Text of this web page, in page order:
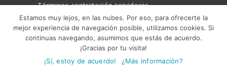
Términos contratación servidores
Recibe nuestra newsletter
Conoce todas nuestras novedades
Estamos muy lejos, en las nubes. Por eso, para ofrecerte la
mejor experiencia de navegación posible, utilizamos cookies. Si
continuas navegando, asumimos que estás de acuerdo.
¡Gracias por tu visita!
¡Sí, estoy de acuerdo!
¿Más información?